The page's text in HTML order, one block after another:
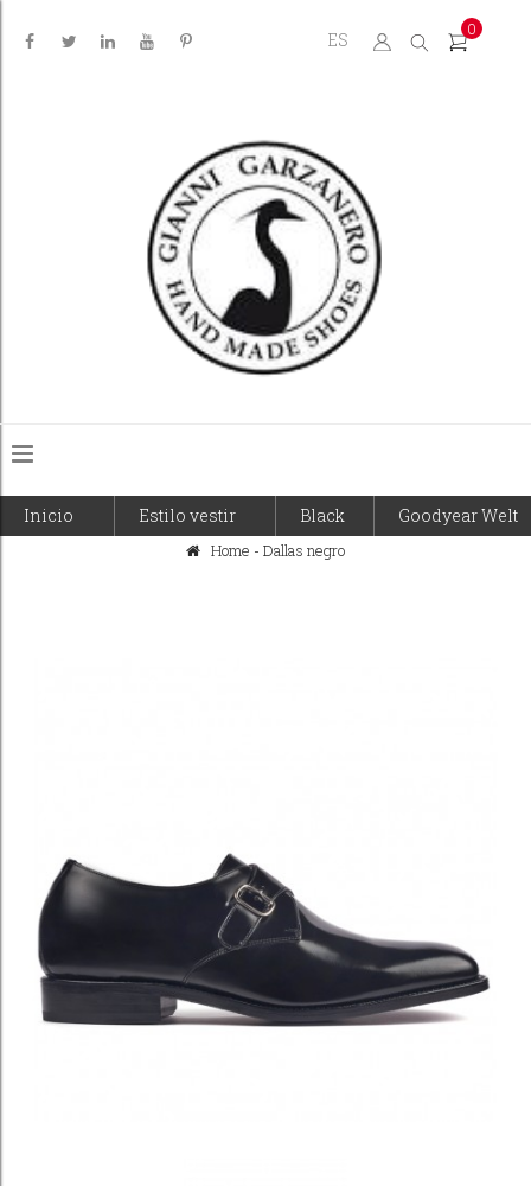
ES 0
Inicio Estilo vestir Black Goodyear Welt
Home - Dallas negro